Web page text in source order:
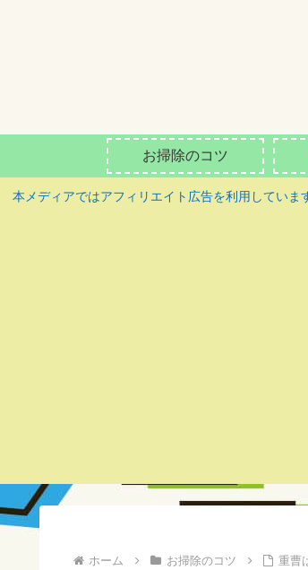
お掃除のコツ
本メディアではアフィリエイト広告を利用してい
ホーム お掃除のコツ 重曹